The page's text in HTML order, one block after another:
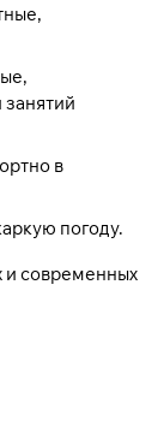
в
погоду.
и современных